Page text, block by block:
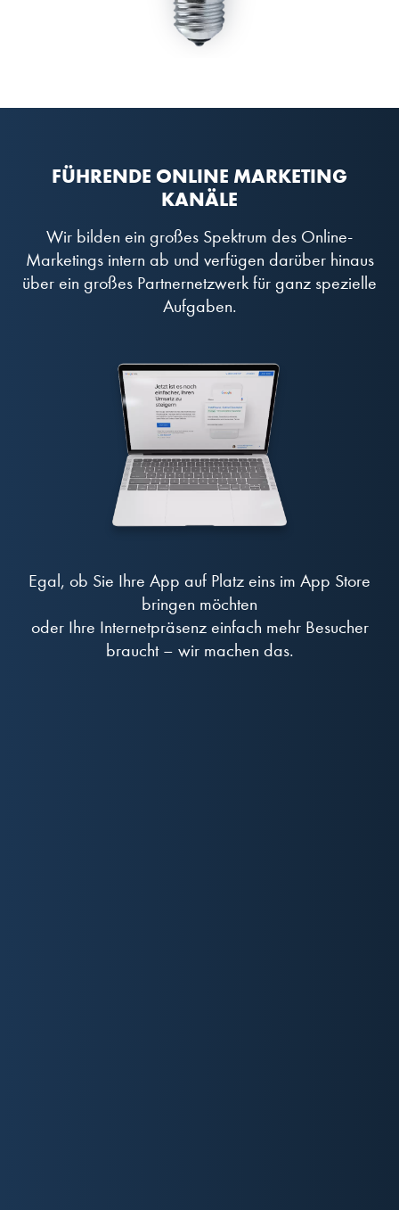
FÜHRENDE ONLINE MARKETING
KANÄLE
Wir bilden ein großes Spektrum des Online-
Marketings intern ab und verfügen darüber hinaus
über ein großes Partnernetzwerk für ganz spezielle
Aufgaben.
Egal, ob Sie Ihre App auf Platz eins im App Store
bringen möchten
oder Ihre Internetpräsenz einfach mehr Besucher
braucht – wir machen das.